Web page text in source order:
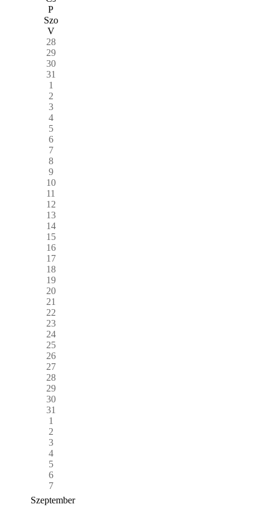
P
Szo
V
28
29
30
31
1
2
3
4
5
6
7
8
9
10
11
12
13
14
15
16
17
18
19
20
21
22
23
24
25
26
27
28
29
30
31
1
2
3
4
5
6
7
Szeptember